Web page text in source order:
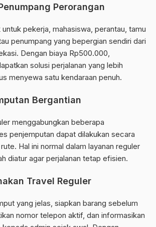
Perorangan
pekerja, mahasiswa, perantau, tamu
penumpang yang bepergian sendiri dari
Dengan biaya Rp500.000,
solusi perjalanan yang lebih
menyewa satu kendaraan penuh.
Bergantian
menggabungkan beberapa
penjemputan dapat dilakukan secara
Hal ini normal dalam layanan reguler
diatur agar perjalanan tetap efisien.
Travel Reguler
yang jelas, siapkan barang sebelum
nomor telepon aktif, dan informasikan